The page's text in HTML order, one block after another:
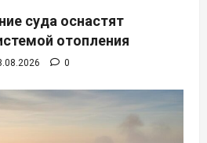
суда оснастят
отопления
0